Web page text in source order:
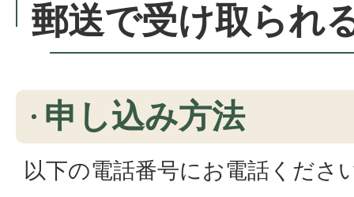
郵送で受け取られ
申し込み方法
以下の電話番号にお電話くださ